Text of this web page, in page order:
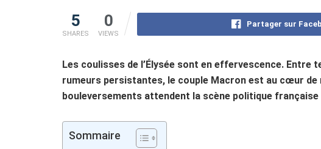
5
SHARES
0
VIEWS
Partager sur
Les coulisses de l’Élysée sont en effervescence.
rumeurs persistantes, le couple Macron est au cœur de
bouleversements attendent la scène politique française
Sommaire